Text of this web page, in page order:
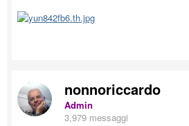
nonnoriccardo
Admin
3,979 messaggi